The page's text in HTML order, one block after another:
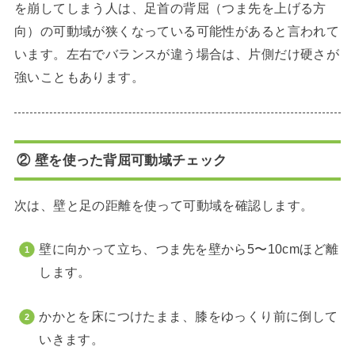
を崩してしまう人は、足首の背屈（つま先を上げる方
向）の可動域が狭くなっている可能性があると言われて
います。左右でバランスが違う場合は、片側だけ硬さが
強いこともあります。
② 壁を使った背屈可動域チェック
次は、壁と足の距離を使って可動域を確認します。
壁に向かって立ち、つま先を壁から5〜10cmほど離
します。
かかとを床につけたまま、膝をゆっくり前に倒して
いきます。